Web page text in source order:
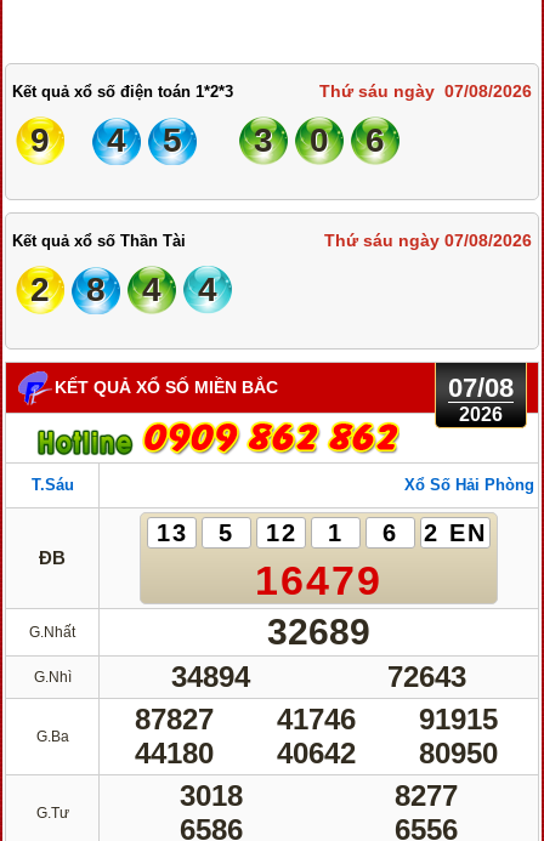
Kết quả xổ số điện toán 1*2*3 Thứ sáu ngày 07/08/2026
9 4 5 3 0 6
Kết quả xổ số Thần Tài Thứ sáu ngày 07/08/2026
2 8 4 4
07/08
2026
KẾT QUẢ XỔ SỐ MIỀN BẮC
T.Sáu Xổ Số Hải Phòng
ĐB
13 5 12 1 6 2 EN
16479
G.Nhất 32689
G.Nhì 34894 72643
G.Ba
87827 41746
91915
44180
40642 80950
G.Tư
3018
8277
6586
6556